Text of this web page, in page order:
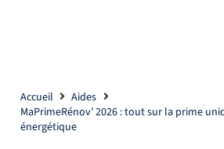
Accueil
Aides
MaPrimeRénov’ 2026 : tout sur la prime
énergétique